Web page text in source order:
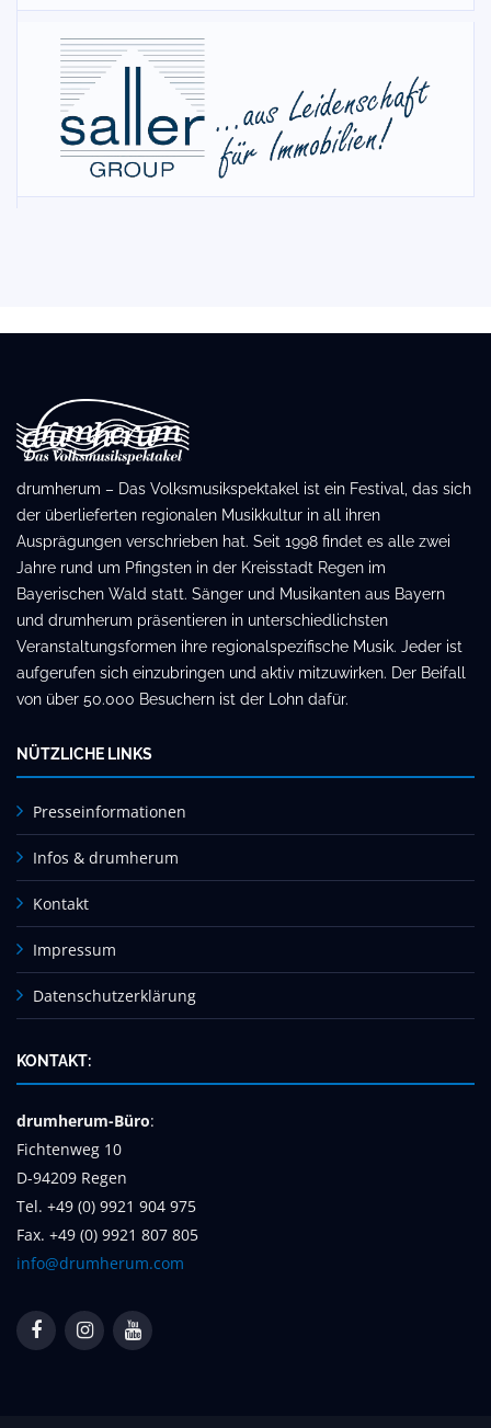
drumherum – Das Volksmusikspektakel ist ein Festival, das sich
der überlieferten regionalen Musikkultur in all ihren
Ausprägungen verschrieben hat. Seit 1998 findet es alle zwei
Jahre rund um Pfingsten in der Kreisstadt Regen im
Bayerischen Wald statt. Sänger und Musikanten aus Bayern
und drumherum präsentieren in unterschiedlichsten
Veranstaltungsformen ihre regionalspezifische Musik. Jeder ist
aufgerufen sich einzubringen und aktiv mitzuwirken. Der Beifall
von über 50.000 Besuchern ist der Lohn dafür.
NÜTZLICHE LINKS
Presseinformationen
Infos & drumherum
Kontakt
Impressum
Datenschutzerklärung
KONTAKT:
drumherum-Büro:
Fichtenweg 10
D-94209 Regen
Tel. +49 (0) 9921 904 975
Fax. +49 (0) 9921 807 805
info@drumherum.com